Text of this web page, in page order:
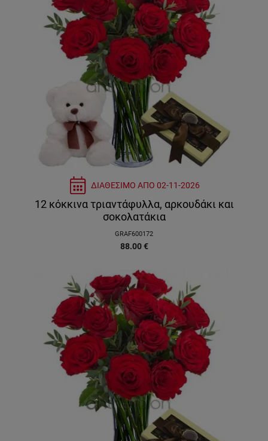
ΔΙΑΘΕΣΙΜΟ ΑΠΟ 02-11-2026
12 κόκκινα τριαντάφυλλα, αρκουδάκι και
σοκολατάκια
GRAF600172
88.00 €